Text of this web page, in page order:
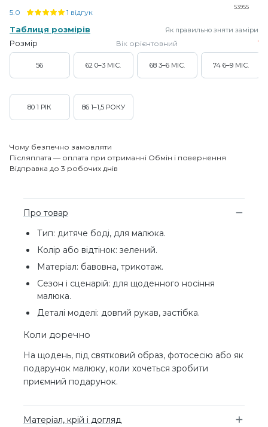
53955
5.0 1 відгук
Таблиця розмірів Як правильно зняти заміри
Розмір Вік орієнтовний
56 62 0–3 МІС. 68 3–6 МІС. 74 6–9 МІС.
80 1 РІК 86 1–1,5 РОКУ
Чому безпечно замовляти
Післяплата — оплата при отриманні Обмін і повернення
Відправка до 3 робочих днів
Про товар
Тип: дитяче боді, для малюка.
Колір або відтінок: зелений.
Матеріал: бавовна, трикотаж.
Сезон і сценарій: для щоденного носіння
малюка.
Деталі моделі: довгий рукав, застібка.
Коли доречно
На щодень, під святковий образ, фотосесію або як
подарунок малюку, коли хочеться зробити
приємний подарунок.
Матеріал, крій і догляд